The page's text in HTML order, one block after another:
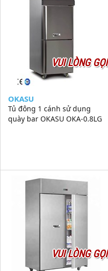
VUI LÒNG GỌI
OKASU
Tủ đông 1 cánh sử dụng
quày bar OKASU OKA-0.8LG
VUI LÒNG GỌI